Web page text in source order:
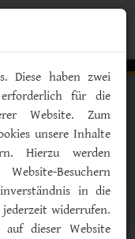
Diese haben zwei
für die
Website. Zum
unsere Inhalte
Hierzu werden
Besuchern
in die
widerrufen.
dieser Website